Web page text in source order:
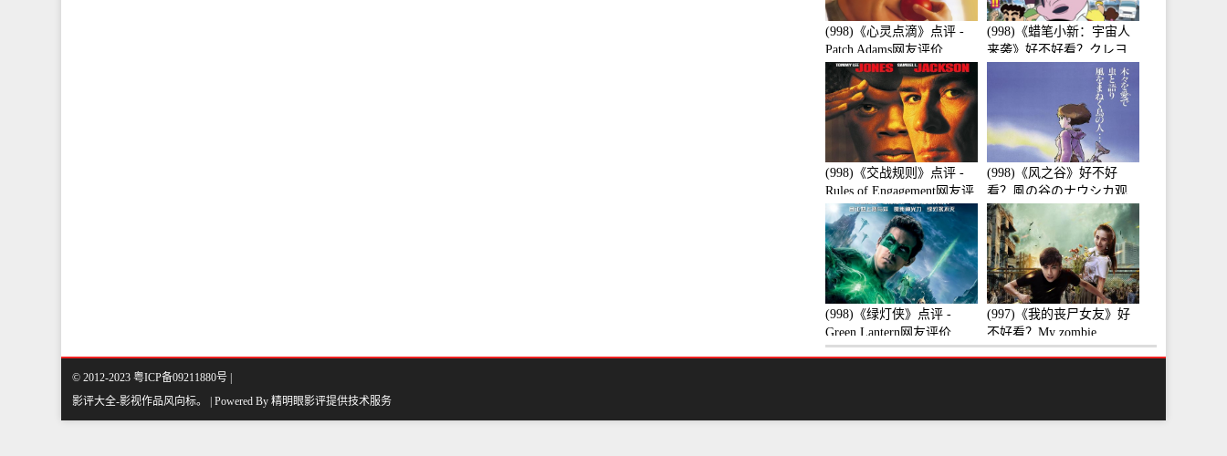
(998)《心灵点滴》点评 -
Patch Adams网友评价
(998)《蜡笔小新：宇宙人
来袭》好不好看？クレヨ
ンしんちゃん 襲来!!宇宙
人シリリ观众点评及剧本
(998)《交战规则》点评 -
Rules of Engagement网友评
价
(998)《风之谷》好不好
看？風の谷のナウシカ观
众点评及剧本
(998)《绿灯侠》点评 -
Green Lantern网友评价
(997)《我的丧尸女友》好
不好看？My zombie
girlfriend观众点评及剧本
© 2012-2023 粤ICP备09211880号 |
影评大全-影视作品风向标。 | Powered By 精明眼影评提供技术服务